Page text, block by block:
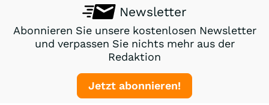
Newsletter
Abonnieren Sie unsere kostenlosen Newsletter
und verpassen Sie nichts mehr aus der
Redaktion
Jetzt abonnieren!